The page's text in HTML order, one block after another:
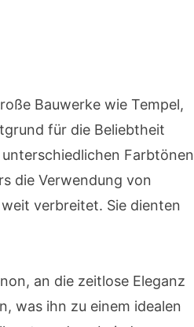
Bauwerke wie Tempel,
für die Beliebtheit
Farbtönen
die Verwendung von
verbreitet. Sie dienten
an die zeitlose Eleganz
was ihn zu einem idealen